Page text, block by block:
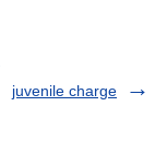
juvenile charge